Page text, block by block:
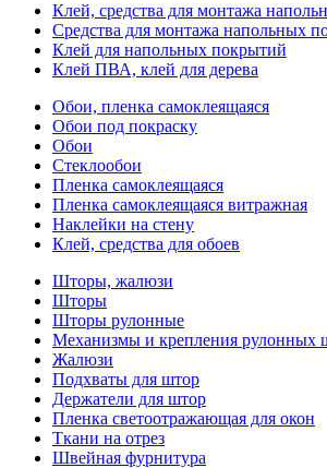
Клей, средства для монтажа
Средства для монтажа напольных
Клей для напольных покрытий
Клей ПВА, клей для дерева
Обои, пленка самоклеящаяся
Обои под покраску
Обои
Стеклообои
Пленка самоклеящаяся
Пленка самоклеящаяся витражная
Наклейки на стену
Клей, средства для обоев
Шторы, жалюзи
Шторы
Шторы рулонные
Механизмы и крепления рулонных
Жалюзи
Подхваты для штор
Держатели для штор
Пленка светоотражающая для окон
Ткани на отрез
Швейная фурнитура